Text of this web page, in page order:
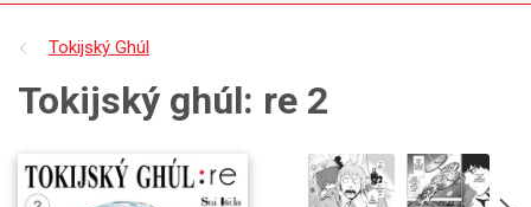
Tokijský Ghúl
Tokijský ghúl: re 2